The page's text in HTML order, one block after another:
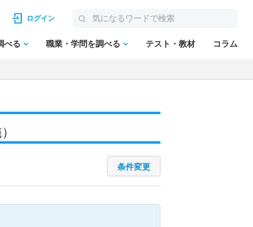
ログイン
べる 職業・学問を調べる テスト・教材 コラム
条件変更